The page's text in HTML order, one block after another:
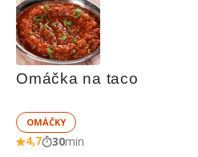
Omáčka na taco
OMÁČKY
4,7 30min